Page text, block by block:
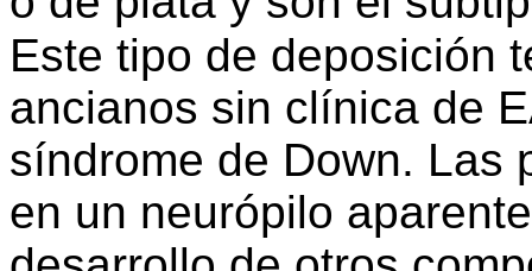
Este tipo de deposición
ancianos sin clínica de
síndrome de Down. Las
en un neurópilo